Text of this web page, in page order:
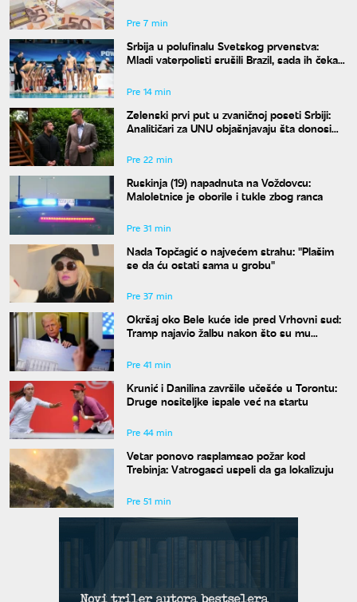
Pre 7 min
Srbija u polufinalu Svetskog prvenstva:
Mladi vaterpolisti srušili Brazil, sada ih čeka
Pre 14 min
Zelenski prvi put u zvaničnoj poseti Srbiji:
Analitičari za UNU objašnjavaju šta donosi
Moskva
Pre 22 min
Ruskinja (19) napadnuta na Voždovcu:
Maloletnice je oborile i tukle zbog ranca
Pre 31 min
Nada Topčagić o najvećem strahu: "Plašim
se da ću ostati sama u grobu"
Pre 37 min
Okršaj oko Bele kuće ide pred Vrhovni sud:
Tramp najavio žalbu nakon što su mu
Pre 41 min
Krunić i Danilina završile učešće u Torontu:
Druge nositeljke ispale već na startu
Pre 44 min
Vetar ponovo rasplamsao požar kod
Trebinja: Vatrogasci uspeli da ga lokalizuju
Pre 51 min